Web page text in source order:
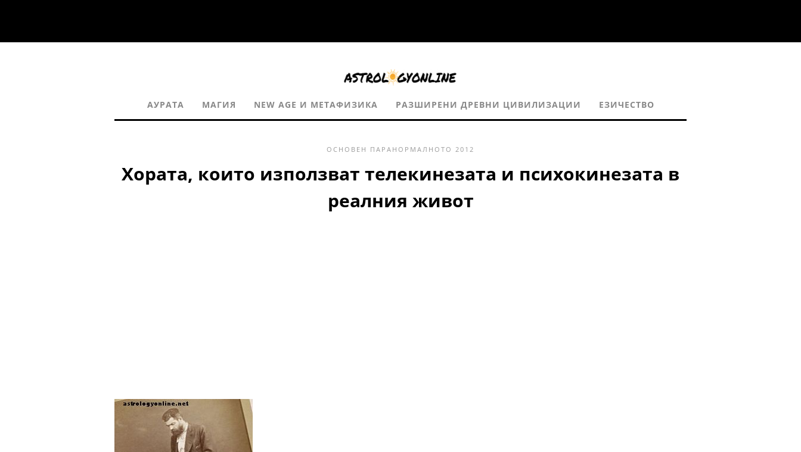
АУРАТА МАГИЯ NEW AGE И МЕТАФИЗИКА РАЗШИРЕНИ ДРЕВНИ ЦИВИЛИЗАЦИИ ЕЗИЧЕСТВО
ОСНОВЕН ПАРАНОРМАЛНОТО 2012
Хората, които използват телекинезата и психокинезата в
реалния живот